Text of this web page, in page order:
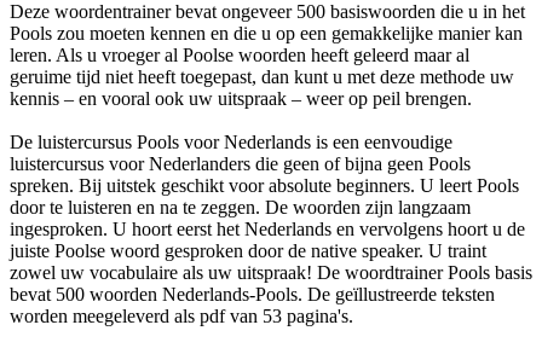
Deze woordentrainer bevat ongeveer 500 basiswoorden die u in het
Pools zou moeten kennen en die u op een gemakkelijke manier kan
leren. Als u vroeger al Poolse woorden heeft geleerd maar al
geruime tijd niet heeft toegepast, dan kunt u met deze methode uw
kennis – en vooral ook uw uitspraak – weer op peil brengen.
De luistercursus Pools voor Nederlands is een eenvoudige
luistercursus voor Nederlanders die geen of bijna geen Pools
spreken. Bij uitstek geschikt voor absolute beginners. U leert Pools
door te luisteren en na te zeggen. De woorden zijn langzaam
ingesproken. U hoort eerst het Nederlands en vervolgens hoort u de
juiste Poolse woord gesproken door de native speaker. U traint
zowel uw vocabulaire als uw uitspraak! De woordtrainer Pools basis
bevat 500 woorden Nederlands-Pools. De geïllustreerde teksten
worden meegeleverd als pdf van 53 pagina's.